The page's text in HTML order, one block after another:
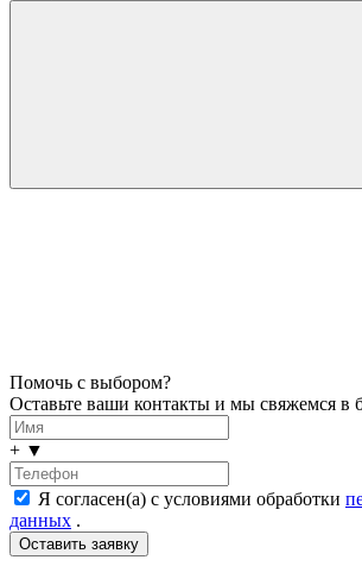
Помочь с выбором?
Оставьте ваши контакты и мы свяжемся в
+ ▼
Я согласен(а) с условиями обработки
данных .